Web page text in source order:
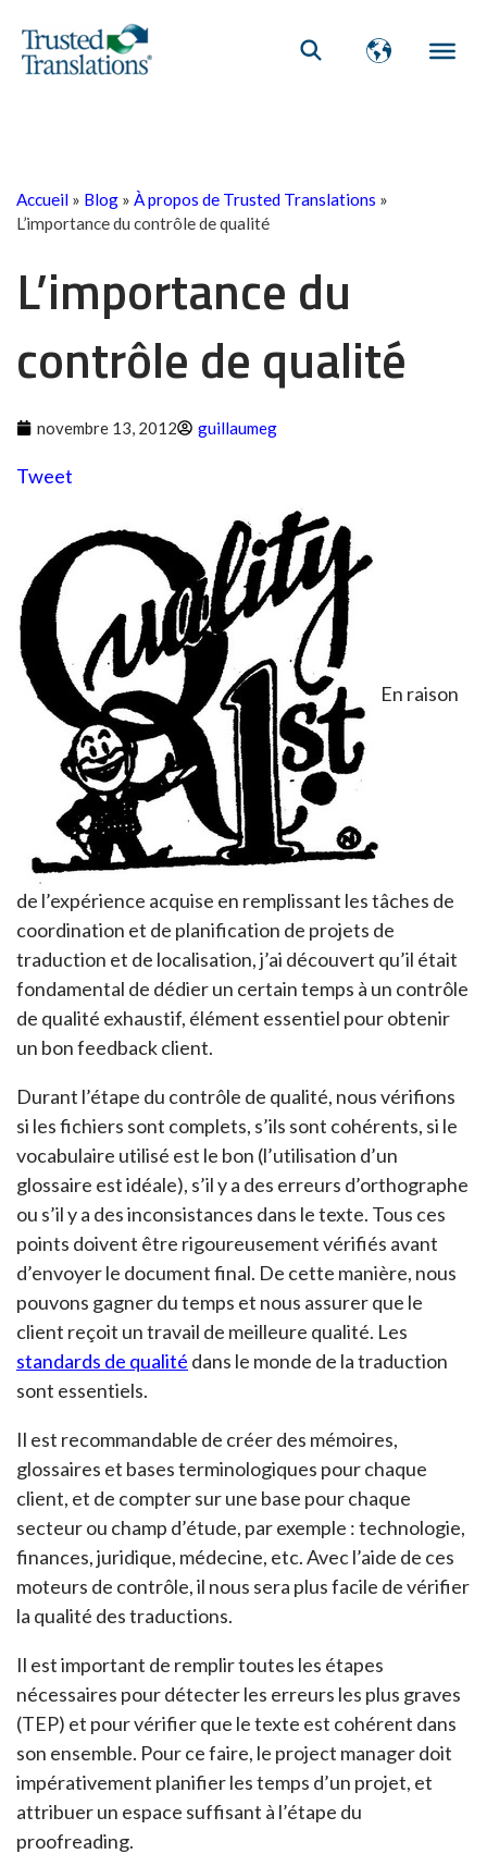
Accueil » Blog » À propos de Trusted Translations »
L’importance du contrôle de qualité
L’importance du
contrôle de qualité
novembre 13, 2012 guillaumeg
Tweet
En raison
de l’expérience acquise en remplissant les tâches de
coordination et de planification de projets de
traduction et de localisation, j’ai découvert qu’il était
fondamental de dédier un certain temps à un contrôle
de qualité exhaustif, élément essentiel pour obtenir
un bon feedback client.
Durant l’étape du contrôle de qualité, nous vérifions
si les fichiers sont complets, s’ils sont cohérents, si le
vocabulaire utilisé est le bon (l’utilisation d’un
glossaire est idéale), s’il y a des erreurs d’orthographe
ou s’il y a des inconsistances dans le texte. Tous ces
points doivent être rigoureusement vérifiés avant
d’envoyer le document final. De cette manière, nous
pouvons gagner du temps et nous assurer que le
client reçoit un travail de meilleure qualité. Les
standards de qualité dans le monde de la traduction
sont essentiels.
Il est recommandable de créer des mémoires,
glossaires et bases terminologiques pour chaque
client, et de compter sur une base pour chaque
secteur ou champ d’étude, par exemple : technologie,
finances, juridique, médecine, etc. Avec l’aide de ces
moteurs de contrôle, il nous sera plus facile de vérifier
la qualité des traductions.
Il est important de remplir toutes les étapes
nécessaires pour détecter les erreurs les plus graves
(TEP) et pour vérifier que le texte est cohérent dans
son ensemble. Pour ce faire, le project manager doit
impérativement planifier les temps d’un projet, et
attribuer un espace suffisant à l’étape du
proofreading.